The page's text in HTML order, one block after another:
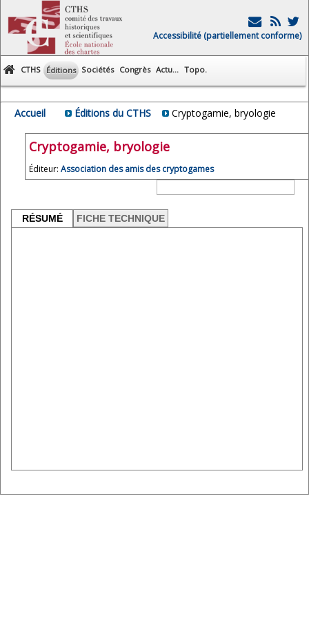
Accessibilité (partiellement conforme)
CTHS Éditions Sociétés Congrès Actu... Topo.
Accueil Éditions du CTHS Cryptogamie, bryologie
Cryptogamie, bryologie
Éditeur: Association des amis des cryptogames
RÉSUMÉ FICHE TECHNIQUE